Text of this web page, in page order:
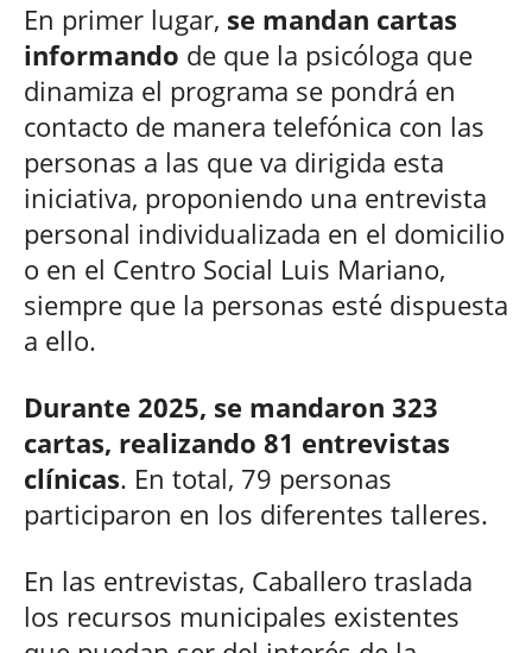
En primer lugar, se mandan cartas
informando de que la psicóloga que
dinamiza el programa se pondrá en
contacto de manera telefónica con las
personas a las que va dirigida esta
iniciativa, proponiendo una entrevista
personal individualizada en el domicilio
o en el Centro Social Luis Mariano,
siempre que la personas esté dispuesta
a ello.
Durante 2025, se mandaron 323
cartas, realizando 81 entrevistas
clínicas. En total, 79 personas
participaron en los diferentes talleres.
En las entrevistas, Caballero traslada
los recursos municipales existentes